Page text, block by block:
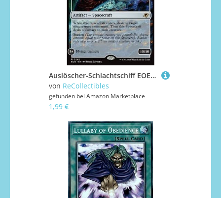
Auslöscher-Schlachtschiff EOE-242 Rare Deutsch Boosterfrisch - Edge of Eternities - mit ReCollectibles-Versandschutz - für Magic/MTG
von ReCollectibles
gefunden bei Amazon Marketplace
1,99 €